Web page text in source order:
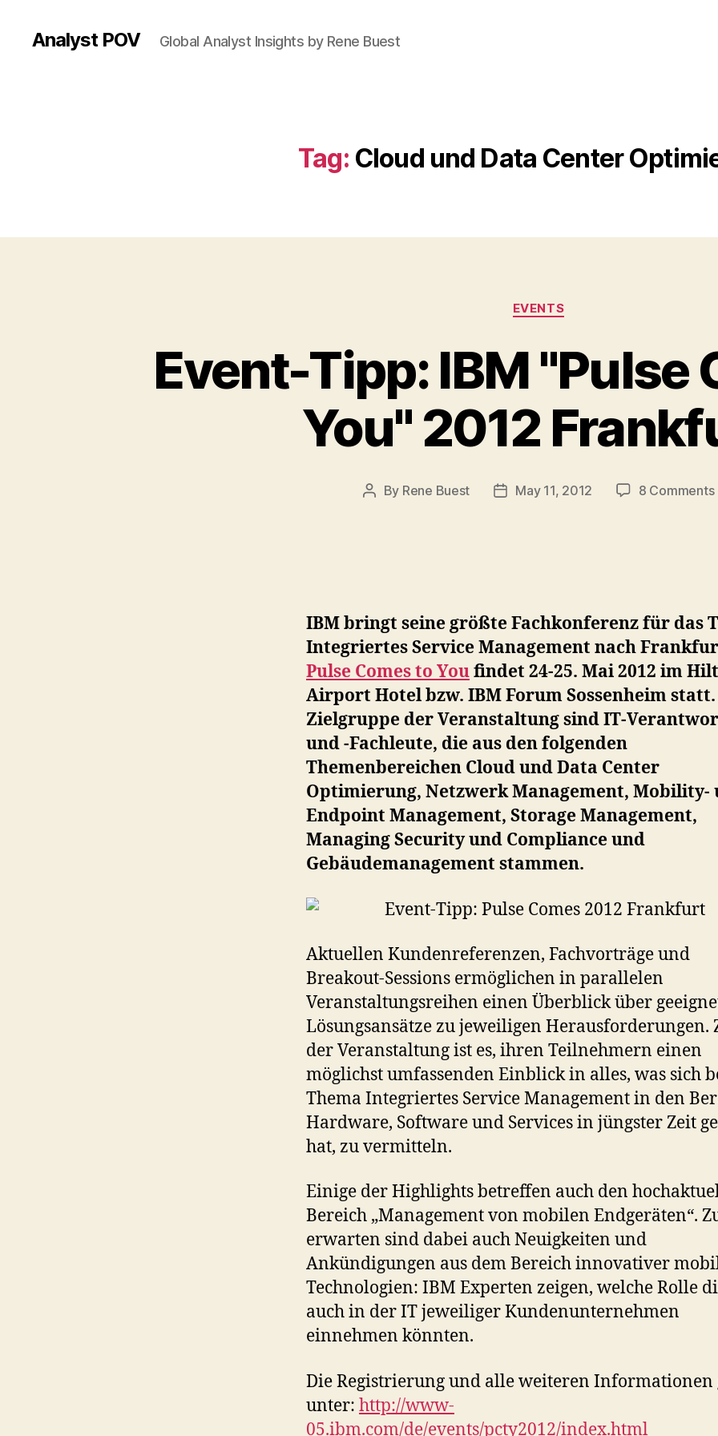
Analyst POV Global Analyst Insights by Rene Buest
Tag: Cloud und Data Center
Categories
EVENTS
Event-Tipp: IBM "Pulse
You" 2012
Post
By Rene Buest
PostMay 11, 2012 8 Comments
IBM bringt seine größte Fachkonferenz für das
Integriertes Service Management nach
Pulse Comes to Youfindet 24-25. Mai 2012 im
Airport Hotel bzw. IBM Forum Sossenheim statt.
Zielgruppe der Veranstaltung sind IT-
und -Fachleute, die aus den folgenden
Themenbereichen Cloud und Data Center
Optimierung, Netzwerk Management, Mobility-
Endpoint Management, Storage Management,
Managing Security und Compliance und
Gebäudemanagement stammen.
Aktuellen Kundenreferenzen, Fachvorträge und
Breakout-Sessions ermöglichen in parallelen
Veranstaltungsreihen einen Überblick über
Lösungsansätze zu jeweiligen Herausforderungen.
der Veranstaltung ist es, ihren Teilnehmern einen
möglichst umfassenden Einblick in alles, was sich
Thema Integriertes Service Management in den
Hardware, Software und Services in jüngster Zeit
hat, zu vermitteln.
Einige der Highlights betreffen auch den
Bereich „Management von mobilen Endgeräten“.
erwarten sind dabei auch Neuigkeiten und
Ankündigungen aus dem Bereich innovativer
Technologien: IBM Experten zeigen, welche Rolle
auch in der IT jeweiliger Kundenunternehmen
einnehmen könnten.
Die Registrierung und alle weiteren Informationen
unter: http://www-
05.ibm.com/de/events/pcty2012/index.html